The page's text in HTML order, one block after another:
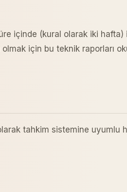
içinde (kural olarak iki hafta)
için bu teknik raporları
tahkim sistemine uyumlu